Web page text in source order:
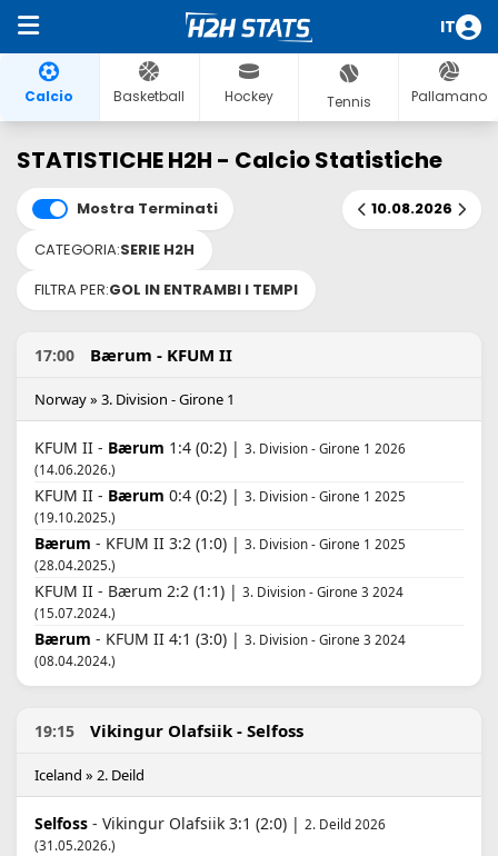
IT
Calcio Basketball Hockey Tennis Pallamano
STATISTICHE H2H - Calcio Statistiche
Mostra Terminati
10.08.2026
CATEGORIA:SERIE H2H
FILTRA PER:GOL IN ENTRAMBI I TEMPI
17:00 Bærum - KFUM II
Norway » 3. Division - Girone 1
KFUM II - Bærum 1:4 (0:2) | 3. Division - Girone 1 2026
(14.06.2026.)
KFUM II - Bærum 0:4 (0:2) | 3. Division - Girone 1 2025
(19.10.2025.)
Bærum - KFUM II 3:2 (1:0) | 3. Division - Girone 1 2025
(28.04.2025.)
KFUM II - Bærum 2:2 (1:1) | 3. Division - Girone 3 2024
(15.07.2024.)
Bærum - KFUM II 4:1 (3:0) | 3. Division - Girone 3 2024
(08.04.2024.)
19:15 Vikingur Olafsiik - Selfoss
Iceland » 2. Deild
Selfoss - Vikingur Olafsiik 3:1 (2:0) | 2. Deild 2026
(31.05.2026.)